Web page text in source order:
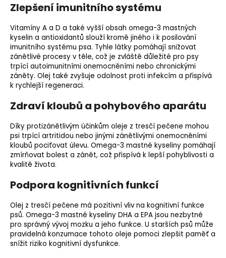
Zlepšení imunitního systému
Vitamíny A a D a také vyšší obsah omega-3 mastných
kyselin a antioxidantů slouží kromě jiného i k posilování
imunitního systému psa. Tyhle látky pomáhají snižovat
zánětlivé procesy v těle, což je zvláště důležité pro psy
trpící autoimunitními onemocněními nebo chronickými
záněty. Olej také zvyšuje odolnost proti infekcím a přispívá
k rychlejší regeneraci.
Zdraví kloubů a pohybového aparátu
Díky protizánětlivým účinkům oleje z tresčí pečene mohou
psi trpící artritidou nebo jinými zánětlivými onemocněními
kloubů pociťovat úlevu. Omega-3 mastné kyseliny pomáhají
zmírňovat bolest a zánět, což přispívá k lepší pohyblivosti a
kvalitě života.
Podpora kognitivních funkcí
Olej z tresčí pečene má pozitivní vliv na kognitivní funkce
psů. Omega-3 mastné kyseliny DHA a EPA jsou nezbytné
pro správný vývoj mozku a jeho funkce. U starších psů může
pravidelná konzumace tohoto oleje pomoci zlepšit paměť a
snížit riziko kognitivní dysfunkce.